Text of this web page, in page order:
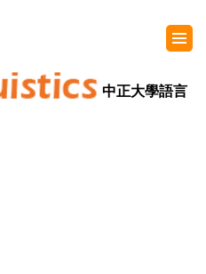
中正大學語言